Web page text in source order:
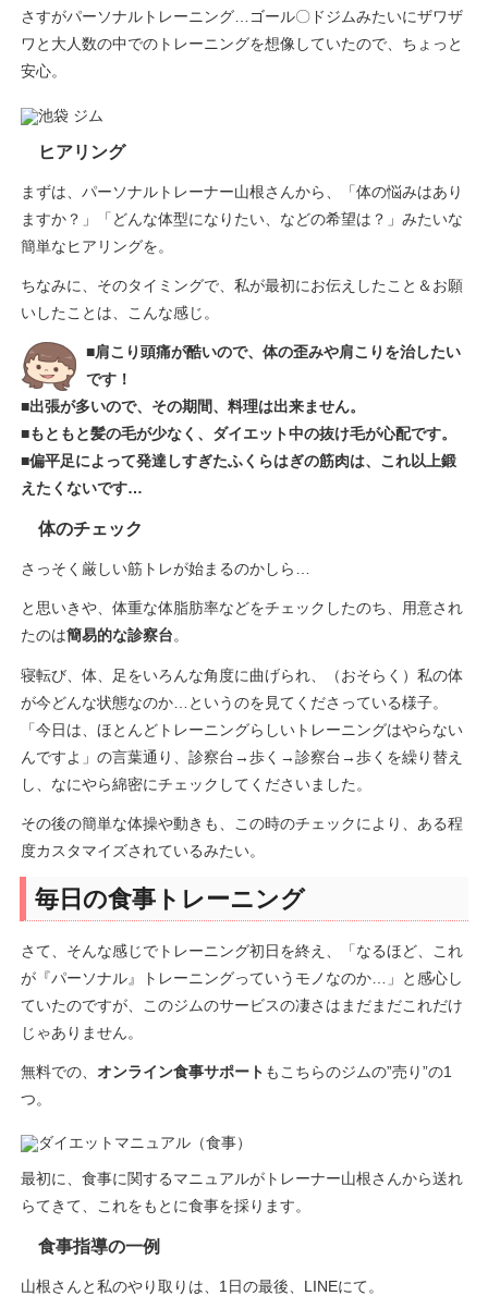
さすがパーソナルトレーニング…ゴール〇ドジムみたいにザワザ
ワと大人数の中でのトレーニングを想像していたので、ちょっと
安心。
ヒアリング
まずは、パーソナルトレーナー山根さんから、「体の悩みはあり
ますか？」「どんな体型になりたい、などの希望は？」みたいな
簡単なヒアリングを。
ちなみに、そのタイミングで、私が最初にお伝えしたこと＆お願
いしたことは、こんな感じ。
■肩こり頭痛が酷いので、体の歪みや肩こりを治したい
です！
■出張が多いので、その期間、料理は出来ません。
■もともと髪の毛が少なく、ダイエット中の抜け毛が心配です。
■偏平足によって発達しすぎたふくらはぎの筋肉は、これ以上鍛
えたくないです…
体のチェック
さっそく厳しい筋トレが始まるのかしら…
と思いきや、体重な体脂肪率などをチェックしたのち、用意され
たのは簡易的な診察台。
寝転び、体、足をいろんな角度に曲げられ、（おそらく）私の体
が今どんな状態なのか…というのを見てくださっている様子。
「今日は、ほとんどトレーニングらしいトレーニングはやらない
んですよ」の言葉通り、診察台→歩く→診察台→歩くを繰り替え
し、なにやら綿密にチェックしてくださいました。
その後の簡単な体操や動きも、この時のチェックにより、ある程
度カスタマイズされているみたい。
毎日の食事トレーニング
さて、そんな感じでトレーニング初日を終え、「なるほど、これ
が『パーソナル』トレーニングっていうモノなのか…」と感心し
ていたのですが、このジムのサービスの凄さはまだまだこれだけ
じゃありません。
無料での、オンライン食事サポート もこちらのジムの”売り”の1
つ。
最初に、食事に関するマニュアルがトレーナー山根さんから送れ
らてきて、これをもとに食事を採ります。
食事指導の一例
山根さんと私のやり取りは、1日の最後、LINEにて。